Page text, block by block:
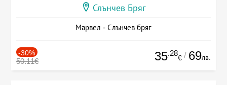
Слънчев Бряг
Марвел - Слънчев бряг
-30%
50.11€ 35.28
€ / 69лв.